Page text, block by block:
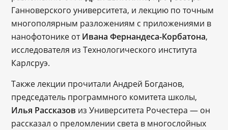
Ганноверского университета, и лекцию по точным
многополярным разложениям с приложениями в
нанофотонике отИвана Фернандеса-Корбатона,
исследователя из Технологического института
Карлсруэ.
Также лекции прочитали Андрей Богданов,
председатель программного комитета школы,
Илья Рассказов из Университета Рочестера — он
рассказал о преломлении света в многослойных